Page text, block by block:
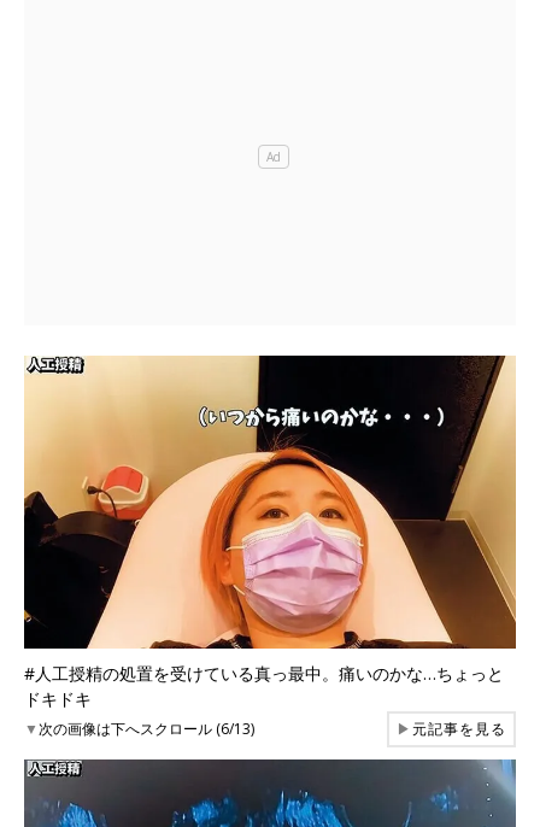
#人工授精の処置を受けている真っ最中。痛いのかな…ちょっと
ドキドキ
▼次の画像は下へスクロール (6/13) ▶元記事を見る